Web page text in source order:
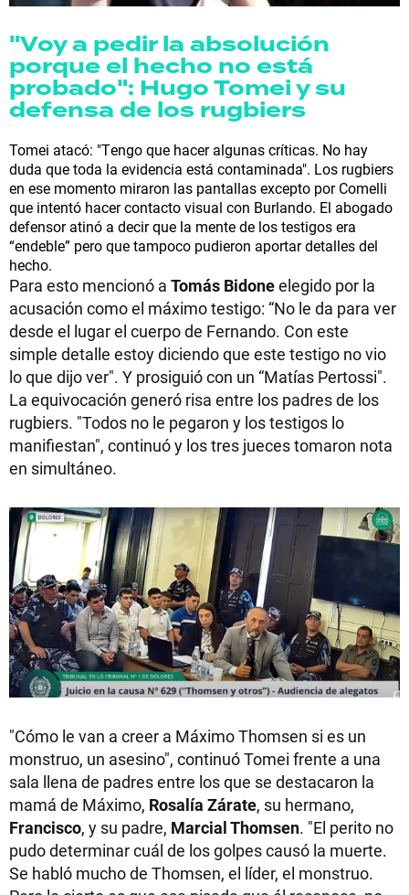
"Voy a pedir la absolución
porque el hecho no está
probado": Hugo Tomei y su
defensa de los rugbiers
Tomei atacó: "Tengo que hacer algunas críticas. No hay
duda que toda la evidencia está contaminada". Los rugbiers
en ese momento miraron las pantallas excepto por Comelli
que intentó hacer contacto visual con Burlando. El abogado
defensor atinó a decir que la mente de los testigos era
“endeble” pero que tampoco pudieron aportar detalles del
hecho.
Para esto mencionó a Tomás Bidoneelegido por la
acusación como el máximo testigo: “No le da para ver
desde el lugar el cuerpo de Fernando. Con este
simple detalle estoy diciendo que este testigo no vio
lo que dijo ver". Y prosiguió con un “Matías Pertossi".
La equivocación generó risa entre los padres de los
rugbiers. "Todos no le pegaron y los testigos lo
manifiestan", continuó y los tres jueces tomaron nota
en simultáneo.
"Cómo le van a creer a Máximo Thomsen si es un
monstruo, un asesino", continuó Tomei frente a una
sala llena de padres entre los que se destacaron la
mamá de Máximo, Rosalía Zárate, su hermano,
Francisco, y su padre, Marcial Thomsen. "El perito no
pudo determinar cuál de los golpes causó la muerte.
Se habló mucho de Thomsen, el líder, el monstruo.